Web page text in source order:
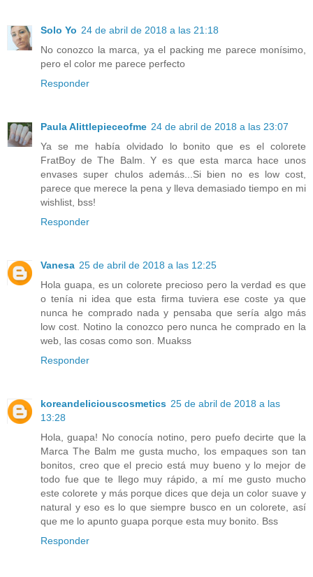
Solo Yo 24 de abril de 2018 a las 21:18
No conozco la marca, ya el packing me parece monísimo,
pero el color me parece perfecto
Responder
Paula Alittlepieceofme 24 de abril de 2018 a las 23:07
Ya se me había olvidado lo bonito que es el colorete
FratBoy de The Balm. Y es que esta marca hace unos
envases super chulos además...Si bien no es low cost,
parece que merece la pena y lleva demasiado tiempo en mi
wishlist, bss!
Responder
Vanesa 25 de abril de 2018 a las 12:25
Hola guapa, es un colorete precioso pero la verdad es que
o tenía ni idea que esta firma tuviera ese coste ya que
nunca he comprado nada y pensaba que sería algo más
low cost. Notino la conozco pero nunca he comprado en la
web, las cosas como son. Muakss
Responder
koreandeliciouscosmetics 25 de abril de 2018 a las
13:28
Hola, guapa! No conocía notino, pero puefo decirte que la
Marca The Balm me gusta mucho, los empaques son tan
bonitos, creo que el precio está muy bueno y lo mejor de
todo fue que te llego muy rápido, a mí me gusto mucho
este colorete y más porque dices que deja un color suave y
natural y eso es lo que siempre busco en un colorete, así
que me lo apunto guapa porque esta muy bonito. Bss
Responder